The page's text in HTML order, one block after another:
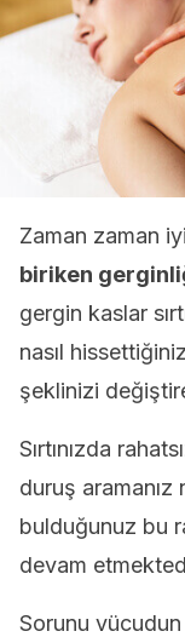
Zaman zaman
biriken
gergin kaslar
nasıl
şeklinizi
Sırtınızda
duruş
bulduğunuz bu
devam
Sorunu vücudun